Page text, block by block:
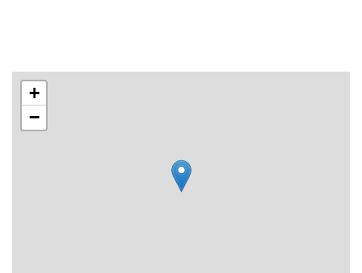
+
−